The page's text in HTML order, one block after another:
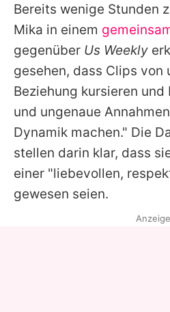
Bereits wenige Stunden
Mika in einem
gegenüber Us Weekly
gesehen, dass Clips von
Beziehung kursieren
und ungenaue
Dynamik machen." Die
stellen darin klar, dass
einer "liebevollen,
gewesen seien.
Anzeige